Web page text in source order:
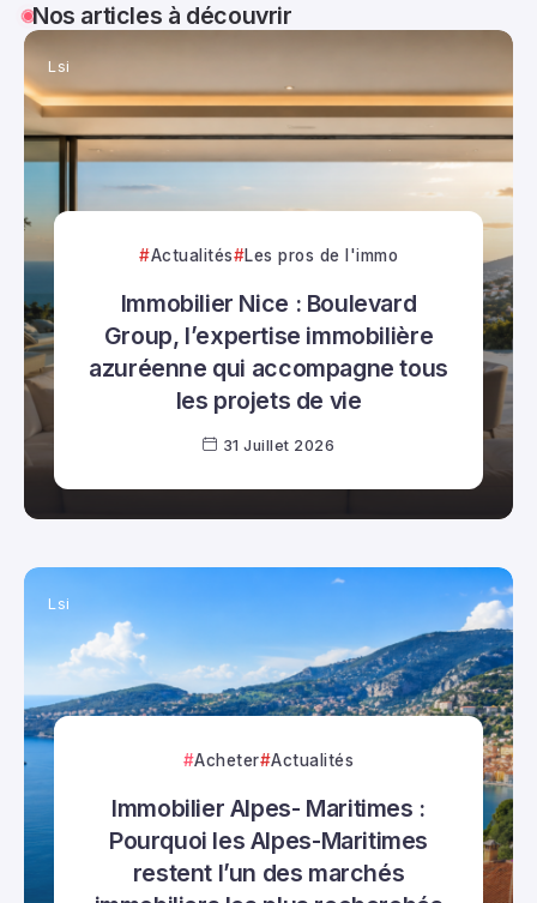
Nos articles à découvrir
Lsi
Actualités Les pros de l'immo
Immobilier Nice : Boulevard
Group, l’expertise immobilière
azuréenne qui accompagne tous
les projets de vie
31 Juillet 2026
Lsi
Acheter Actualités
Immobilier Alpes- Maritimes :
Pourquoi les Alpes-Maritimes
restent l’un des marchés